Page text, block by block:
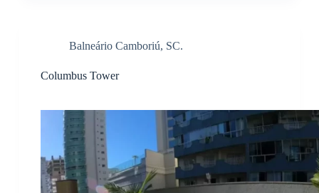
Balneário Camboriú, SC.
Columbus Tower